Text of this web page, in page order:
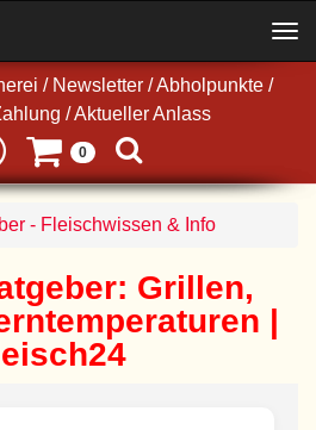
/ Newsletter / Abholpunkte /
/Aktueller Anlass
0
navigation
- Fleischwissen & Info
Grillen,
|